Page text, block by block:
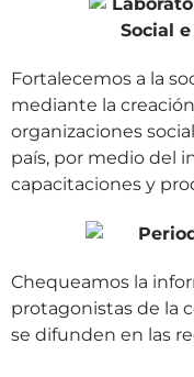
Fortalecemos a la
mediante la
organizaciones
país, por medio del
capacitaciones y
Chequeamos la
protagonistas de la
se difunden en las